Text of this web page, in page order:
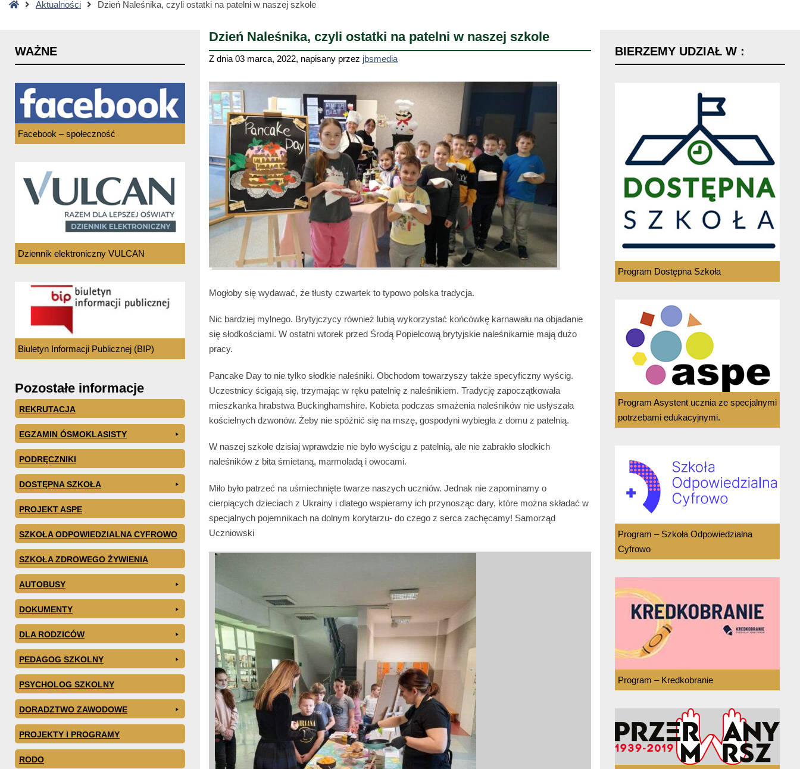
StronaAktualności Dzień Naleśnika, czyli ostatki na patelni w naszej szkole
Dzień Naleśnika, czyli ostatki na patelni w naszej szkole
Z dnia 03 marca, 2022, napisany przez jbsmedia
Mogłoby się wydawać, że tłusty czwartek to typowo polska tradycja.
Nic bardziej mylnego. Brytyjczycy również lubią wykorzystać końcówkę karnawału na objadanie
się słodkościami. W ostatni wtorek przed Środą Popielcową brytyjskie naleśnikarnie mają dużo
pracy.
Pancake Day to nie tylko słodkie naleśniki. Obchodom towarzyszy także specyficzny wyścig.
Uczestnicy ścigają się, trzymając w ręku patelnię z naleśnikiem. Tradycję zapoczątkowała
mieszkanka hrabstwa Buckinghamshire. Kobieta podczas smażenia naleśników nie usłyszała
kościelnych dzwonów. Żeby nie spóźnić się na mszę, gospodyni wybiegła z domu z patelnią.
W naszej szkole dzisiaj wprawdzie nie było wyścigu z patelnią, ale nie zabrakło słodkich
naleśników z bita śmietaną, marmoladą i owocami.
Miło było patrzeć na uśmiechnięte twarze naszych uczniów. Jednak nie zapominamy o
cierpiących dzieciach z Ukrainy i dlatego wspieramy ich przynosząc dary, które można składać w
specjalnych pojemnikach na dolnym korytarzu- do czego z serca zachęcamy! Samorząd
Uczniowski
WAŻNE
Facebook – społeczność
Dziennik elektroniczny VULCAN
Biuletyn Informacji Publicznej (BIP)
Pozostałe informacje
REKRUTACJA
EGZAMIN ÓSMOKLASISTY
PODRĘCZNIKI
DOSTĘPNA SZKOŁA
PROJEKT ASPE
SZKOŁA ODPOWIEDZIALNA CYFROWO
SZKOŁA ZDROWEGO ŻYWIENIA
AUTOBUSY
DOKUMENTY
DLA RODZICÓW
PEDAGOG SZKOLNY
PSYCHOLOG SZKOLNY
DORADZTWO ZAWODOWE
PROJEKTY I PROGRAMY
RODO
BIERZEMY UDZIAŁ W :
Program Dostępna Szkoła
Program Asystent ucznia ze specjalnymi
potrzebami edukacyjnymi.
Program – Szkoła Odpowiedzialna
Cyfrowo
Program – Kredkobranie